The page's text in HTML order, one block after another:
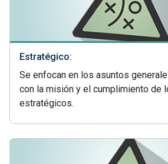
Estratégico:
Se enfocan en los asuntos
con la misión y el cumplimiento de
estratégicos.